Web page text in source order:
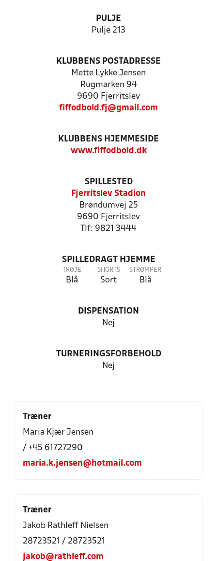
PULJE
Pulje 213
KLUBBENS POSTADRESSE
Mette Lykke Jensen
Rugmarken 94
9690 Fjerritslev
fiffodbold.fj@gmail.com
KLUBBENS HJEMMESIDE
www.fiffodbold.dk
SPILLESTED
Fjerritslev Stadion
Brøndumvej 25
9690 Fjerritslev
Tlf: 9821 3444
SPILLEDRAGT HJEMME
TRØJE
Blå
SHORTS
Sort
STRØMPER
Blå
DISPENSATION
Nej
TURNERINGSFORBEHOLD
Nej
Træner
Maria Kjær Jensen
/ +45 61727290
maria.k.jensen@hotmail.com
Træner
Jakob Rathleff Nielsen
28723521 / 28723521
jakob@rathleff.com